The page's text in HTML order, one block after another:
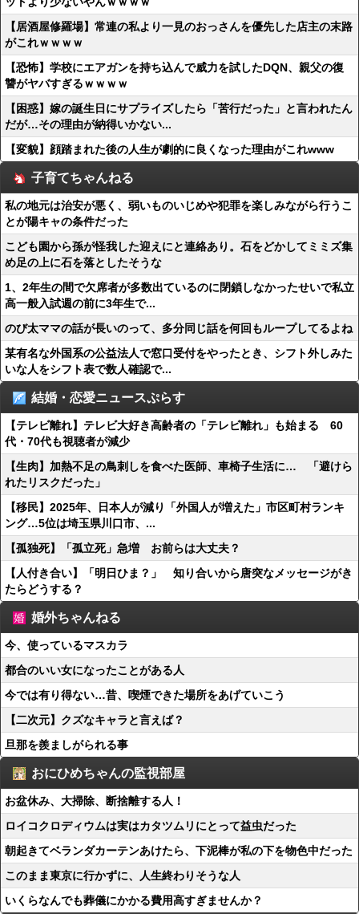
【居酒屋修羅場】常連の私より一見のおっさんを優先した店主の末路
がこれｗｗｗｗ
【恐怖】学校にエアガンを持ち込んで威力を試したDQN、親父の復
讐がヤバすぎるｗｗｗｗ
【困惑】嫁の誕生日にサプライズしたら「苦行だった」と言われたん
だが…その理由が納得いかない...
【変貌】顔踏まれた後の人生が劇的に良くなった理由がこれwww
子育てちゃんねる
私の地元は治安が悪く、弱いものいじめや犯罪を楽しみながら行うこ
とが陽キャの条件だった
こども園から孫が怪我した迎えにと連絡あり。石をどかしてミミズ集
め足の上に石を落としたそうな
1、2年生の間で欠席者が多数出ているのに閉鎖しなかったせいで私立
高一般入試週の前に3年生で...
のび太ママの話が長いのって、多分同じ話を何回もループしてるよね
某有名な外国系の公益法人で窓口受付をやったとき、シフト外しみた
いな人をシフト表で数人確認で...
結婚・恋愛ニュースぷらす
【テレビ離れ】テレビ大好き高齢者の「テレビ離れ」も始まる 60
代・70代も視聴者が減少
【生肉】加熱不足の鳥刺しを食べた医師、車椅子生活に… 「避けら
れたリスクだった」
【移民】2025年、日本人が減り「外国人が増えた」市区町村ランキ
ング…5位は埼玉県川口市、...
【孤独死】「孤立死」急増 お前らは大丈夫？
【人付き合い】「明日ひま？」 知り合いから唐突なメッセージがき
たらどうする？
婚外ちゃんねる
今、使っているマスカラ
都合のいい女になったことがある人
今では有り得ない…昔、喫煙できた場所をあげていこう
【二次元】クズなキャラと言えば？
旦那を羨ましがられる事
おにひめちゃんの監視部屋
お盆休み、大掃除、断捨離する人！
ロイコクロディウムは実はカタツムリにとって益虫だった
朝起きてベランダカーテンあけたら、下泥棒が私の下を物色中だった
このまま東京に行かずに、人生終わりそうな人
いくらなんでも葬儀にかかる費用高すぎませんか？